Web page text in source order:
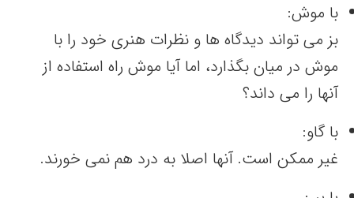
با موش:
بز می تواند دیدگاه ها و نظرات هنری خود را با
موش در میان بگذارد، اما آیا موش راه استفاده از
آنها را می داند؟
با گاو:
غیر ممکن است. آنها اصلا به درد هم نمی خورند.